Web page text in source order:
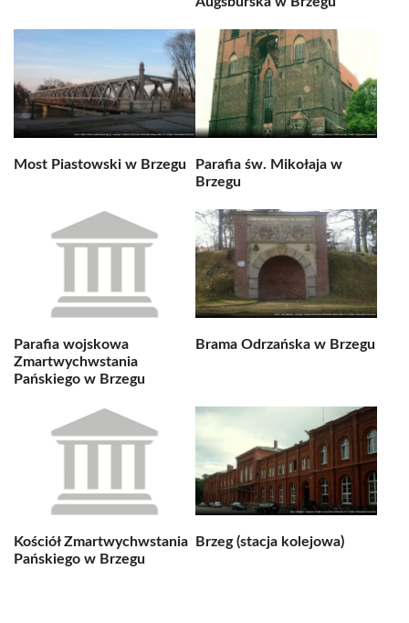
Most Piastowski w Brzegu
Parafia św. Mikołaja w
Brzegu
Parafia wojskowa
Zmartwychwstania
Pańskiego w Brzegu
Brama Odrzańska w Brzegu
Kościół Zmartwychwstania
Pańskiego w Brzegu
Brzeg (stacja kolejowa)